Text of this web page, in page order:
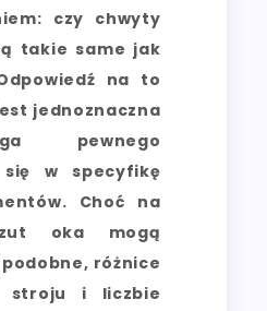
czy chwyty
takie same jak
na to
jednoznaczna
pewnego
się w specyfikę
Choć na
oka mogą
różnice
stroju i liczbie